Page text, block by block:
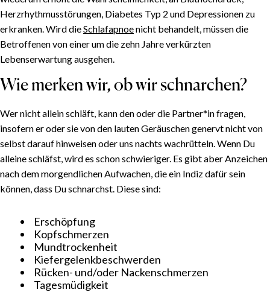
Herzrhythmusstörungen, Diabetes Typ 2 und Depressionen zu
erkranken. Wird dieSchlafapnoenicht behandelt, müssen die
Betroffenen von einer um die zehn Jahre verkürzten
Lebenserwartung ausgehen.
Wie merken wir, ob wir schnarchen?
Wer nicht allein schläft, kann den oder die Partner*in fragen,
insofern er oder sie von den lauten Geräuschen genervt nicht von
selbst darauf hinweisen oder uns nachts wachrütteln. Wenn Du
alleine schläfst, wird es schon schwieriger. Es gibt aber Anzeichen
nach dem morgendlichen Aufwachen, die ein Indiz dafür sein
können, dass Du schnarchst. Diese sind:
Erschöpfung
Kopfschmerzen
Mundtrockenheit
Kiefergelenkbeschwerden
Rücken- und/oder Nackenschmerzen
Tagesmüdigkeit